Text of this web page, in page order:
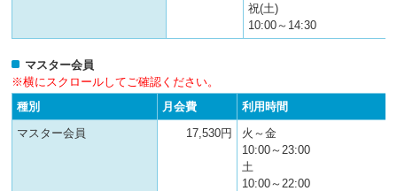
祝(土)
10:00～14:30
マスター会員
※横にスクロールしてご確認ください。
種別
月会費
利用時間
マスター会員
17,530円
火～金
10:00～23:00
土
10:00～22:00